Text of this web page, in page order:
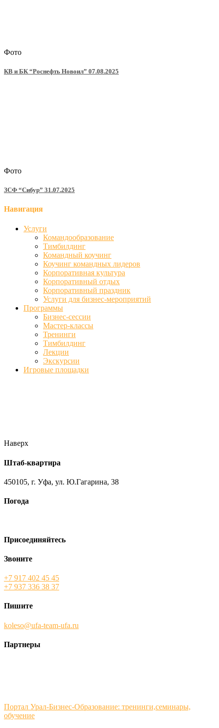
Фото
КВ и БК “Роснефть Новоил” 07.08.2025
Фото
ЗСФ “Сибур” 31.07.2025
Навигация
Услуги
Командообразование
Тимбилдинг
Командный коучинг
Коучинг командных лидеров
Корпоративная культура
Корпоративный отдых
Корпоративный праздник
Услуги для бизнес-мероприятий
Программы
Бизнес-сессии
Мастер-классы
Тренинги
Тимбилдинг
Лекции
Экскурсии
Игровые площадки
Наверх
Штаб-квартира
450105, г. Уфа, ул. Ю.Гагарина, 38
Погода
Присоединяйтесь
Звоните
+7 917 402 45 45
+7 937 336 38 37
Пишите
koleso@ufa-team-ufa.ru
Партнеры
Портал Урал-Бизнес-Образование: тренинги,семинары,
обучение